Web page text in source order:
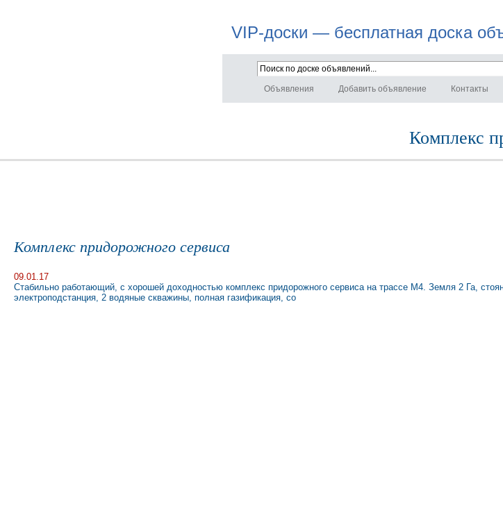
VIP-доски — бесплатная доска
Объявления Добавить объявление Контакты
Комплекс
Комплекс придорожного сервиса
09.01.17
Стабильно работающий, с хорошей доходностью комплекс придорожного сервиса на трассе М4. Земля 2 Га,
электроподстанция, 2 водяные скважины, полная газификация, со